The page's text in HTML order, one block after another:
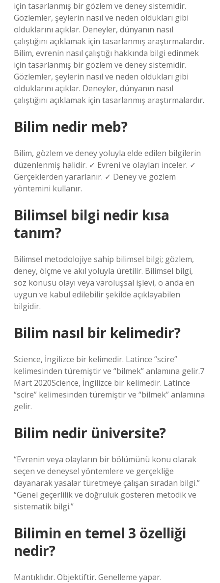
için tasarlanmış bir gözlem ve deney sistemidir.
Gözlemler, şeylerin nasıl ve neden oldukları gibi
olduklarını açıklar. Deneyler, dünyanın nasıl
çalıştığını açıklamak için tasarlanmış araştırmalardır.
Bilim, evrenin nasıl çalıştığı hakkında bilgi edinmek
için tasarlanmış bir gözlem ve deney sistemidir.
Gözlemler, şeylerin nasıl ve neden oldukları gibi
olduklarını açıklar. Deneyler, dünyanın nasıl
çalıştığını açıklamak için tasarlanmış araştırmalardır.
Bilim nedir meb?
Bilim, gözlem ve deney yoluyla elde edilen bilgilerin
düzenlenmiş halidir. ✓ Evreni ve olayları inceler. ✓
Gerçeklerden yararlanır. ✓ Deney ve gözlem
yöntemini kullanır.
Bilimsel bilgi nedir kısa
tanım?
Bilimsel metodolojiye sahip bilimsel bilgi; gözlem,
deney, ölçme ve akıl yoluyla üretilir. Bilimsel bilgi,
söz konusu olayı veya varoluşsal işlevi, o anda en
uygun ve kabul edilebilir şekilde açıklayabilen
bilgidir.
Bilim nasıl bir kelimedir?
Science, İngilizce bir kelimedir. Latince “scire”
kelimesinden türemiştir ve “bilmek” anlamına gelir.7
Mart 2020Science, İngilizce bir kelimedir. Latince
“scire” kelimesinden türemiştir ve “bilmek” anlamına
gelir.
Bilim nedir üniversite?
“Evrenin veya olayların bir bölümünü konu olarak
seçen ve deneysel yöntemlere ve gerçekliğe
dayanarak yasalar türetmeye çalışan sıradan bilgi.”
“Genel geçerlilik ve doğruluk gösteren metodik ve
sistematik bilgi.”
Bilimin en temel 3 özelliği
nedir?
Mantıklıdır. Objektiftir. Genelleme yapar.